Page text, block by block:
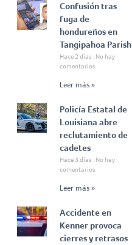
Confusión tras
fuga de
hondureños en
Tangipahoa Parish
Hace 2 días
No hay
comentarios
Leer más »
Policía Estatal de
Louisiana abre
reclutamiento de
cadetes
Hace 3 días
No hay
comentarios
Leer más »
Accidente en
Kenner provoca
cierres y retrasos